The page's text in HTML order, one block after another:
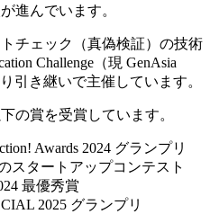
進んでいます。
チェック（真偽検証）の技術
Challenge（現 GenAsia
引き継いで主催しています。
の賞を受賞しています。
Awards 2024 グランプリ
スタートアップコンテスト
最優秀賞
2025 グランプリ